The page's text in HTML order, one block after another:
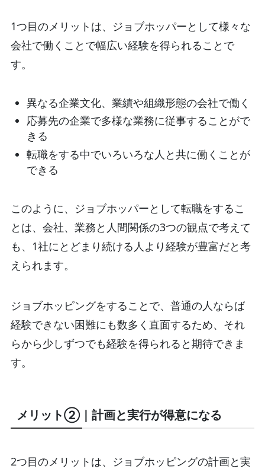
1つ目のメリットは、ジョブホッパーとして様々な
会社で働くことで幅広い経験を得られることで
す。
異なる企業文化、業績や組織形態の会社で働く
応募先の企業で多様な業務に従事することがで
きる
転職をする中でいろいろな人と共に働くことが
できる
このように、ジョブホッパーとして転職をするこ
とは、会社、業務と人間関係の3つの観点で考えて
も、1社にとどまり続ける人より経験が豊富だと考
えられます。
ジョブホッピングをすることで、普通の人ならば
経験できない困難にも数多く直面するため、それ
らから少しずつでも経験を得られると期待できま
す。
メリット②｜計画と実行が得意になる
2つ目のメリットは、ジョブホッピングの計画と実